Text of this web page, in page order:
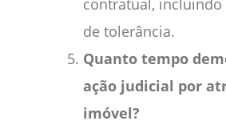
de tolerância.
Quanto tempo
ação judicial por
imóvel?